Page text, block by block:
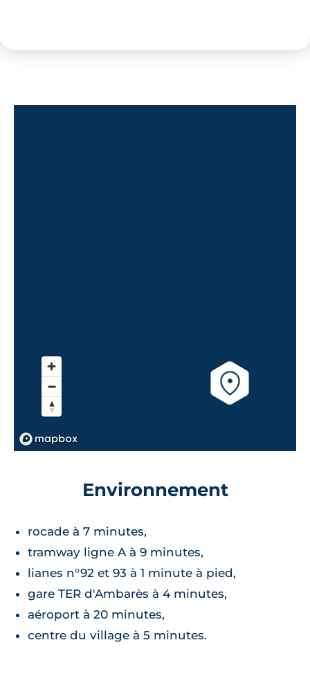
Environnement
rocade à 7 minutes,
tramway ligne A à 9 minutes,
lianes n°92 et 93 à 1 minute à pied,
gare TER d'Ambarès à 4 minutes,
aéroport à 20 minutes,
centre du village à 5 minutes.